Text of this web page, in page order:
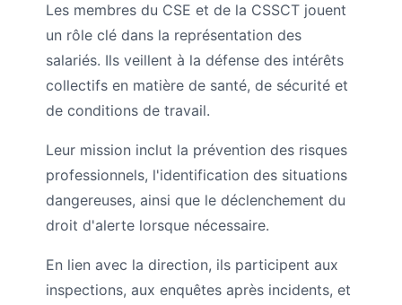
Les membres du CSE et de la CSSCT jouent
un rôle clé dans la représentation des
salariés. Ils veillent à la défense des intérêts
collectifs en matière de santé, de sécurité et
de conditions de travail.
Leur mission inclut la prévention des risques
professionnels, l'identification des situations
dangereuses, ainsi que le déclenchement du
droit d'alerte lorsque nécessaire.
En lien avec la direction, ils participent aux
inspections, aux enquêtes après incidents, et